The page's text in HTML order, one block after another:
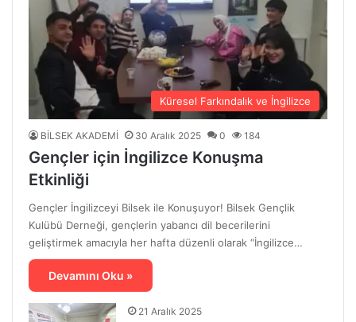
Küresel Farkındalık ve İngilizce
BİLSEK AKADEMİ 30 Aralık 2025 0 184
Gençler için İngilizce Konuşma
Etkinliği
Gençler İngilizceyi Bilsek ile Konuşuyor! Bilsek Gençlik
Kulübü Derneği, gençlerin yabancı dil becerilerini
geliştirmek amacıyla her hafta düzenli olarak “İngilizce…
Devamını Oku »
21 Aralık 2025